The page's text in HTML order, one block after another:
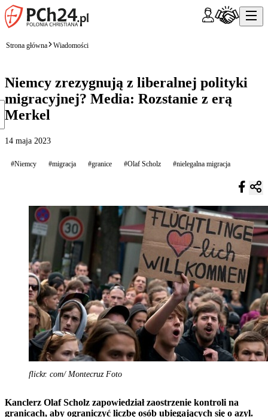
Strona główna Wiadomości
Niemcy zrezygnują z liberalnej polityki
migracyjnej? Media: Rozstanie z erą
Merkel
14 maja 2023
#Niemcy #migracja #granice #Olaf Scholz #nielegalna migracja
flickr. com/ Montecruz Foto
Kanclerz Olaf Scholz zapowiedział zaostrzenie kontroli na
granicach, aby ograniczyć liczbę osób ubiegających się o azyl.